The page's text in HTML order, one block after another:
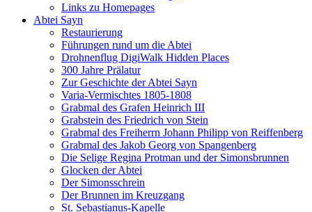
Links zu Homepages
Abtei Sayn
Restaurierung
Führungen rund um die Abtei
Drohnenflug DigiWalk Hidden Places
300 Jahre Prälatur
Zur Geschichte der Abtei Sayn
Varia-Vermischtes 1805-1808
Grabmal des Grafen Heinrich III
Grabstein des Friedrich von Stein
Grabmal des Freiherrn Johann Philipp von Reiffenberg
Grabmal des Jakob Georg von Spangenberg
Die Selige Regina Protman und der Simonsbrunnen
Glocken der Abtei
Der Simonsschrein
Der Brunnen im Kreuzgang
St. Sebastianus-Kapelle